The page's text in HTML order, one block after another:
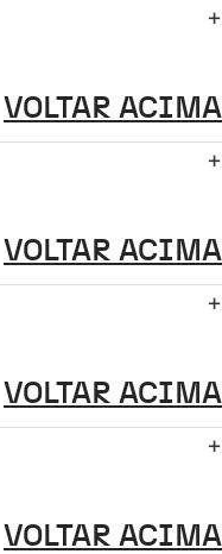
VOLTAR ACIMA
VOLTAR ACIMA
VOLTAR ACIMA
VOLTAR ACIMA